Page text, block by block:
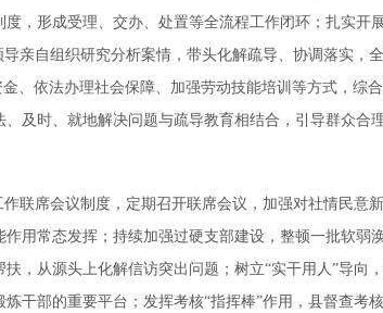
，形成受理、交办、处置等全流程工作闭环；扎实开
亲自组织研究分析案情，带头化解疏导、协调落实，
、依法办理社会保障、加强劳动技能培训等方式，综
及时、就地解决问题与疏导教育相结合，引导群众合
联席会议制度，定期召开联席会议，加强对社情民意
用常态发挥；持续加强过硬支部建设，整顿一批软弱
，从源头上化解信访突出问题；树立“实干用人”导向
干部的重要平台；发挥考核“指挥棒”作用，县督查考